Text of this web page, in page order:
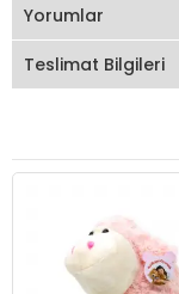
Yorumlar
Teslimat Bilgileri